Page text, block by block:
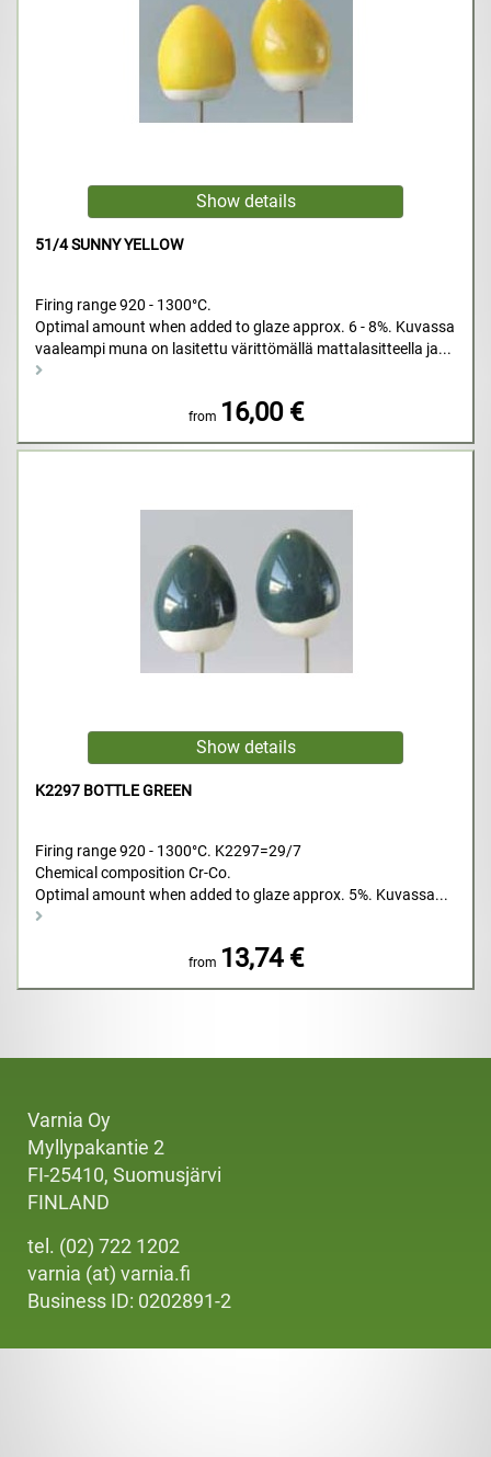
51/4 SUNNY YELLOW
Firing range 920 - 1300°C.
Optimal amount when added to glaze approx. 6 - 8%. Kuvassa
vaaleampi muna on lasitettu värittömällä mattalasitteella ja...
from 16,00 €
K2297 BOTTLE GREEN
Firing range 920 - 1300°C. K2297=29/7
Chemical composition Cr-Co.
Optimal amount when added to glaze approx. 5%. Kuvassa...
from 13,74 €
Varnia Oy
Myllypakantie 2
FI-25410, Suomusjärvi
FINLAND
tel. (02) 722 1202
varnia (at) varnia.fi
Business ID: 0202891-2